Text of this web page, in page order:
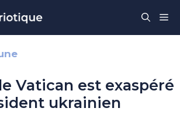
Vatican est exaspéré
ukrainien